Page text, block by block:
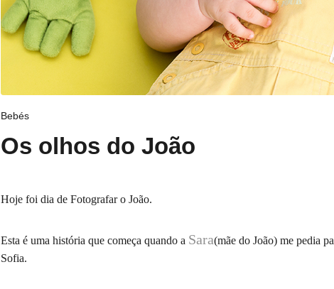
Bebés
Os olhos do João
Hoje foi dia de Fotografar o João.
Esta é uma história que começa quando a Sara(mãe do João) me pedia
Sofia.